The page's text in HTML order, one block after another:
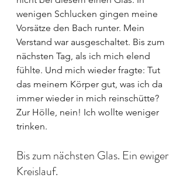
wenigen Schlucken gingen meine
Vorsätze den Bach runter. Mein
Verstand war ausgeschaltet. Bis zum
nächsten Tag, als ich mich elend
fühlte. Und mich wieder fragte: Tut
das meinem Körper gut, was ich da
immer wieder in mich reinschütte?
Zur Hölle, nein! Ich wollte weniger
trinken.
Bis zum nächsten Glas. Ein ewiger
Kreislauf.